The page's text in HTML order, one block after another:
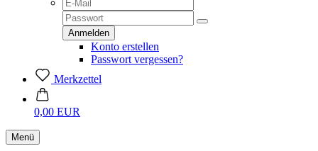
Konto erstellen
Passwort vergessen?
Merkzettel
0,00 EUR
Menü